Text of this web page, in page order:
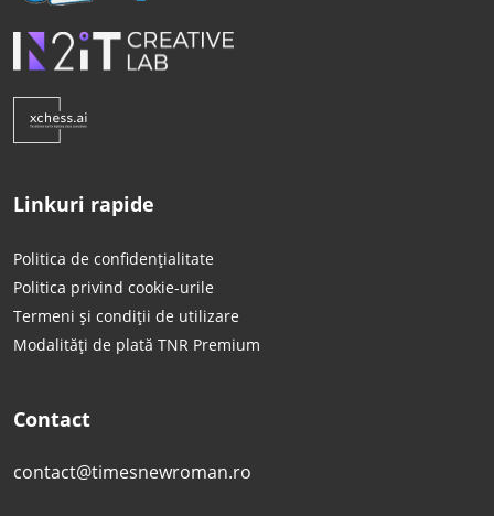
Linkuri rapide
Politica de confidențialitate
Politica privind cookie-urile
Termeni și condiții de utilizare
Modalități de plată TNR Premium
Contact
contact@timesnewroman.ro